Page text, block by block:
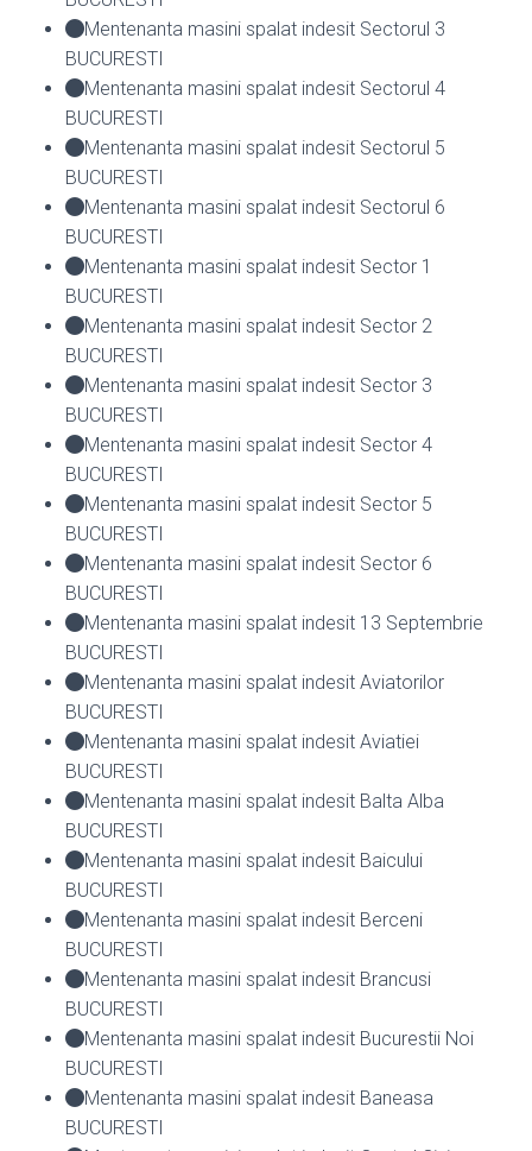
Mentenanta masini spalat indesit Sectorul 3
BUCURESTI
Mentenanta masini spalat indesit Sectorul 4
BUCURESTI
Mentenanta masini spalat indesit Sectorul 5
BUCURESTI
Mentenanta masini spalat indesit Sectorul 6
BUCURESTI
Mentenanta masini spalat indesit Sector 1
BUCURESTI
Mentenanta masini spalat indesit Sector 2
BUCURESTI
Mentenanta masini spalat indesit Sector 3
BUCURESTI
Mentenanta masini spalat indesit Sector 4
BUCURESTI
Mentenanta masini spalat indesit Sector 5
BUCURESTI
Mentenanta masini spalat indesit Sector 6
BUCURESTI
Mentenanta masini spalat indesit 13 Septembrie
BUCURESTI
Mentenanta masini spalat indesit Aviatorilor
BUCURESTI
Mentenanta masini spalat indesit Aviatiei
BUCURESTI
Mentenanta masini spalat indesit Balta Alba
BUCURESTI
Mentenanta masini spalat indesit Baicului
BUCURESTI
Mentenanta masini spalat indesit Berceni
BUCURESTI
Mentenanta masini spalat indesit Brancusi
BUCURESTI
Mentenanta masini spalat indesit Bucurestii Noi
BUCURESTI
Mentenanta masini spalat indesit Baneasa
BUCURESTI